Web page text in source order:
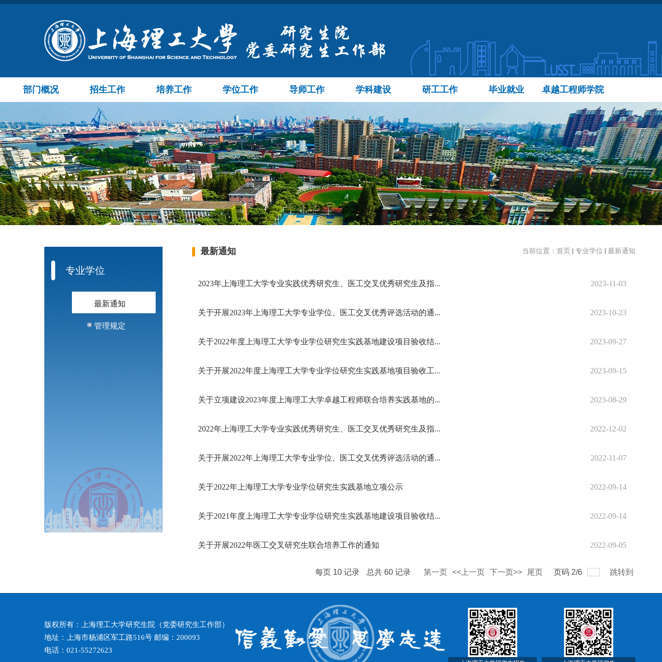
部门概况 招生工作 培养工作 学位工作 导师工作 学科建设 研工工作 毕业就业 卓越工程师学院
专业学位
最新通知
管理规定
当前位置： 首页 专业学位 最新通知
最新通知
2023-11-03
2023年上海理工大学专业实践优秀研究生、医工交叉优秀研究生及指...
2023-10-23
关于开展2023年上海理工大学专业学位、医工交叉优秀评选活动的通...
2023-09-27
关于2022年度上海理工大学专业学位研究生实践基地建设项目验收结...
2023-09-15
关于开展2022年度上海理工大学专业学位研究生实践基地项目验收工...
2023-08-29
关于立项建设2023年度上海理工大学卓越工程师联合培养实践基地的...
2022-12-02
2022年上海理工大学专业实践优秀研究生、医工交叉优秀研究生及指...
2022-11-07
关于开展2022年上海理工大学专业学位、医工交叉优秀评选活动的通...
2022-09-14
关于2022年上海理工大学专业学位研究生实践基地立项公示
2022-09-14
关于2021年度上海理工大学专业学位研究生实践基地建设项目验收结...
2022-09-05
关于开展2022年医工交叉研究生联合培养工作的通知
每页 10 记录 总共 60 记录 第一页 <<上一页 下一页>> 尾页 页码 2/6 跳转到
版权所有：上海理工大学研究生院（党委研究生工作部）
地址：上海市杨浦区军工路516号 邮编：200093
电话：021-55272623